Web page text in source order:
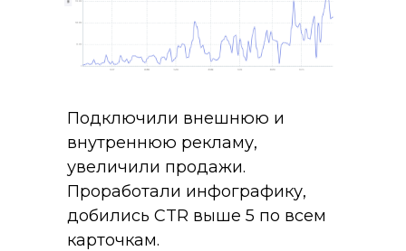
Подключили внешнюю и
внутреннюю рекламу,
увеличили продажи.
Проработали инфографику,
добились CTR выше 5 по всем
карточкам.